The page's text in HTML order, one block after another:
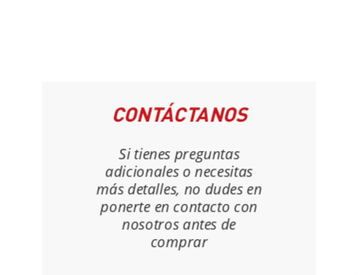
CONTÁCTANOS
Si tienes preguntas
adicionales o necesitas
más detalles, no dudes en
ponerte en contacto con
nosotros antes de
comprar